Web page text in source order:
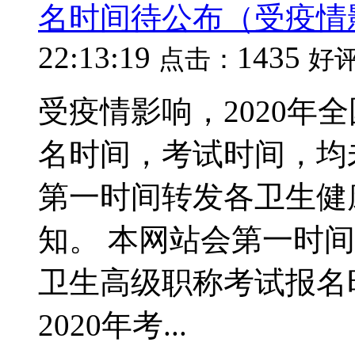
名时间待公布（受疫
22:13:19 点击： 1435 好
受疫情影响，2020年
名时间，考试时间，
第一时间转发各卫生
知。 本网站会第一时
卫生高级职称考试报
2020年考...